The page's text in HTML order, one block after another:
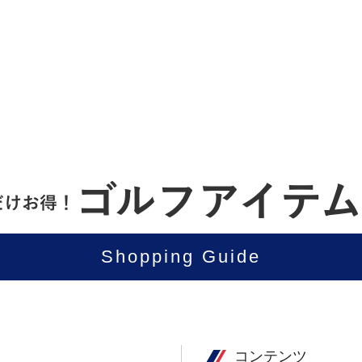
Shopping Guide
コンテンツ